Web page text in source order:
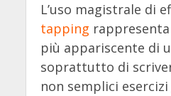
L’uso magistrale di
tapping
più appariscente di
soprattutto di
non semplici